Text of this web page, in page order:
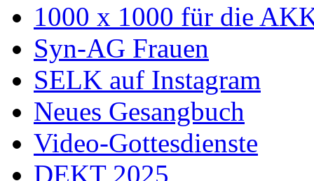
1000 x 1000 für die
Syn-AG Frauen
SELK auf Instagram
Neues Gesangbuch
Video-Gottesdienste
DEKT 2025